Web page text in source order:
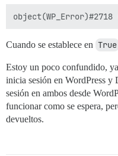
Cuando se establece en True
Estoy un poco confundido,
inicia sesión en WordPress y
sesión en ambos desde
funcionar como se espera,
devueltos.